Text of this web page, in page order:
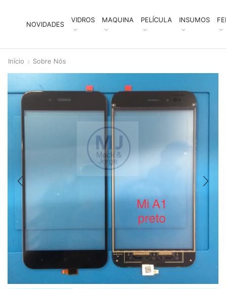
NOVIDADES
VIDROS MAQUINA PELÍCULA INSUMOS
Início Sobre Nós